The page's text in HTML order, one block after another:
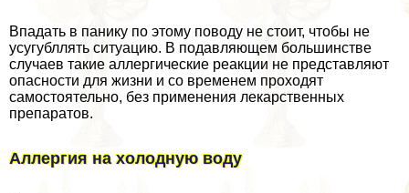
Впадать в панику по этому поводу не стоит, чтобы не
усугубллять ситуацию. В подавляющем большинстве
случаев такие аллергические реакции не представляют
опасности для жизни и со временем проходят
самостоятельно, без применения лекарственных
препаратов.
Аллергия на холодную воду